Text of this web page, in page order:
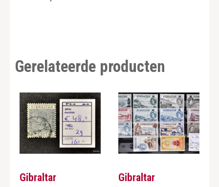
Gerelateerde producten
Gibraltar
Gibraltar